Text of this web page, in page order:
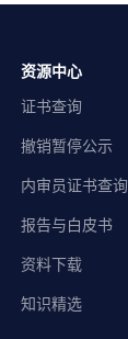
资源中心
证书查询
撤销暂停公示
内审员证书查询
报告与白皮书
资料下载
知识精选